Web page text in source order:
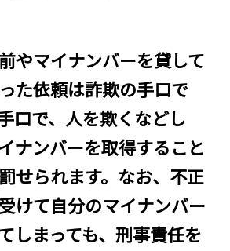
やマイナンバーを貸して
た依頼は詐欺の手口で
口で、人を欺くなどし
ナンバーを取得すること
せられます。なお、不正
けて自分のマイナンバー
しまっても、刑事責任を